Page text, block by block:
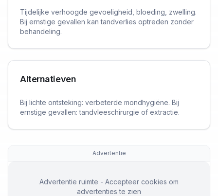
Tijdelijke verhoogde gevoeligheid, bloeding, zwelling.
Bij ernstige gevallen kan tandverlies optreden zonder
behandeling.
Alternatieven
Bij lichte ontsteking: verbeterde mondhygiëne. Bij
ernstige gevallen: tandvleeschirurgie of extractie.
Advertentie
Advertentie ruimte - Accepteer cookies om
advertenties te zien